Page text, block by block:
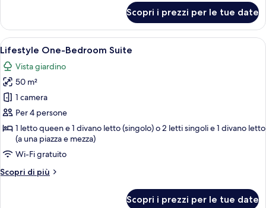
Three-
Bedroom
Maisonette
Individual
Pool
Scopri i prezzi per le tue date
Apri
tutte
le
foto
per
Lifestyle
One-
Bedroom
Suite
Camera d'albergo moderna con un
5
Lifestyle One-Bedroom Suite
Vista giardino
50 m²
1 camera
Per 4 persone
1 letto queen e 1 divano letto (singolo) o 2 letti singoli e 1 divano letto
(a una piazza e mezza)
Wi-Fi gratuito
Scopri di più
Altri
Scopri i prezzi per le tue date